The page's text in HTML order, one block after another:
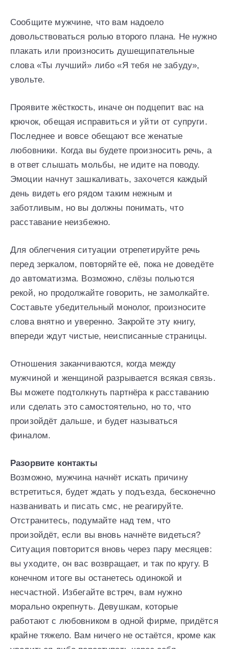
Сообщите мужчине, что вам надоело
довольствоваться ролью второго плана. Не нужно
плакать или произносить душещипательные
слова «Ты лучший» либо «Я тебя не забуду»,
увольте.
Проявите жёсткость, иначе он подцепит вас на
крючок, обещая исправиться и уйти от супруги.
Последнее и вовсе обещают все женатые
любовники. Когда вы будете произносить речь, а
в ответ слышать мольбы, не идите на поводу.
Эмоции начнут зашкаливать, захочется каждый
день видеть его рядом таким нежным и
заботливым, но вы должны понимать, что
расставание неизбежно.
Для облегчения ситуации отрепетируйте речь
перед зеркалом, повторяйте её, пока не доведёте
до автоматизма. Возможно, слёзы польются
рекой, но продолжайте говорить, не замолкайте.
Составьте убедительный монолог, произносите
слова внятно и уверенно. Закройте эту книгу,
впереди ждут чистые, неисписанные страницы.
Отношения заканчиваются, когда между
мужчиной и женщиной разрывается всякая связь.
Вы можете подтолкнуть партнёра к расставанию
или сделать это самостоятельно, но то, что
произойдёт дальше, и будет называться
финалом.
Разорвите контакты
Возможно, мужчина начнёт искать причину
встретиться, будет ждать у подъезда, бесконечно
названивать и писать смс, не реагируйте.
Отстранитесь, подумайте над тем, что
произойдёт, если вы вновь начнёте видеться?
Ситуация повторится вновь через пару месяцев:
вы уходите, он вас возвращает, и так по кругу. В
конечном итоге вы останетесь одинокой и
несчастной. Избегайте встреч, вам нужно
морально окрепнуть. Девушкам, которые
работают с любовником в одной фирме, придётся
крайне тяжело. Вам ничего не остаётся, кроме как